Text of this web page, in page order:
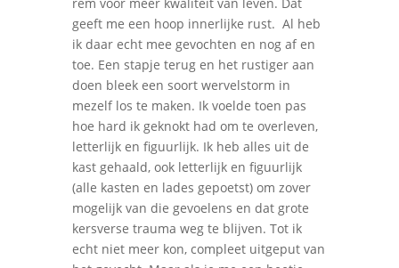
geeft me een hoop innerlijke rust. Al heb
ik daar echt mee gevochten en nog af en
toe. Een stapje terug en het rustiger aan
doen bleek een soort wervelstorm in
mezelf los te maken. Ik voelde toen pas
hoe hard ik geknokt had om te overleven,
letterlijk en figuurlijk. Ik heb alles uit de
kast gehaald, ook letterlijk en figuurlijk
(alle kasten en lades gepoetst) om zover
mogelijk van die gevoelens en dat grote
kersverse trauma weg te blijven. Tot ik
echt niet meer kon, compleet uitgeput van